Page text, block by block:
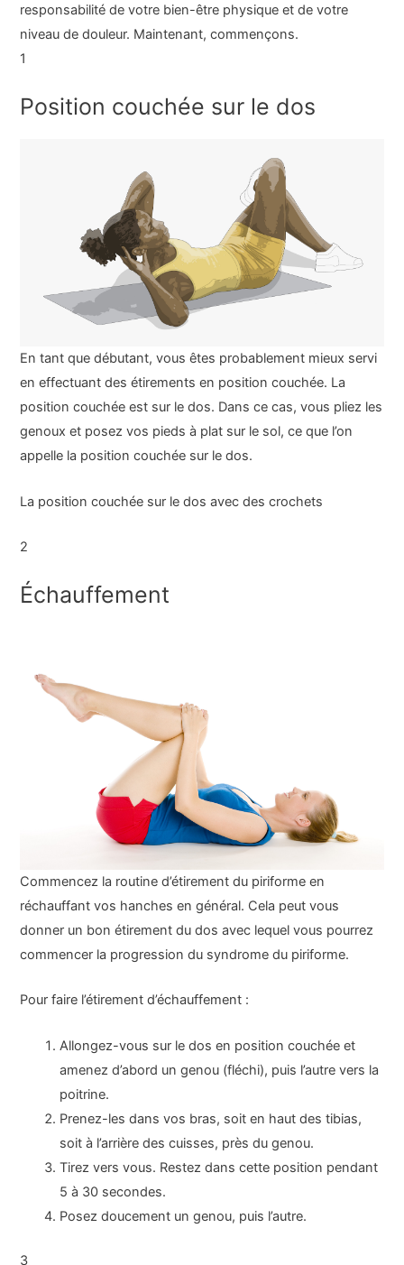
responsabilité de votre bien-être physique et de votre
niveau de douleur. Maintenant, commençons.
1
Position couchée sur le dos
En tant que débutant, vous êtes probablement mieux servi
en effectuant des étirements en position couchée. La
position couchée est sur le dos. Dans ce cas, vous pliez les
genoux et posez vos pieds à plat sur le sol, ce que l’on
appelle la position couchée sur le dos.
La position couchée sur le dos avec des crochets
2
Échauffement
Commencez la routine d’étirement du piriforme en
réchauffant vos hanches en général. Cela peut vous
donner un bon étirement du dos avec lequel vous pourrez
commencer la progression du syndrome du piriforme.
Pour faire l’étirement d’échauffement :
Allongez-vous sur le dos en position couchée et
amenez d’abord un genou (fléchi), puis l’autre vers la
poitrine.
Prenez-les dans vos bras, soit en haut des tibias,
soit à l’arrière des cuisses, près du genou.
Tirez vers vous. Restez dans cette position pendant
5 à 30 secondes.
Posez doucement un genou, puis l’autre.
3